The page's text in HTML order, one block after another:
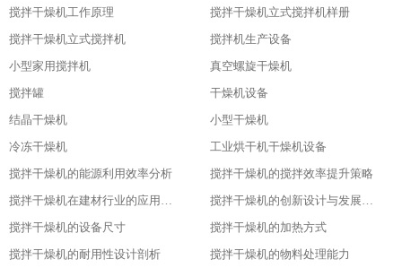
搅拌干燥机工作原理
搅拌干燥机立式搅拌机样册
搅拌干燥机立式搅拌机
搅拌机生产设备
小型家用搅拌机
真空螺旋干燥机
搅拌罐
干燥机设备
结晶干燥机
小型干燥机
冷冻干燥机
工业烘干机干燥机设备
搅拌干燥机的能源利用效率分析
搅拌干燥机的搅拌效率提升策略
搅拌干燥机在建材行业的应用特点
搅拌干燥机的创新设计与发展历程
搅拌干燥机的设备尺寸
搅拌干燥机的加热方式
搅拌干燥机的耐用性设计剖析
搅拌干燥机的物料处理能力